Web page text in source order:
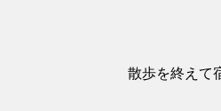
散歩を終えて